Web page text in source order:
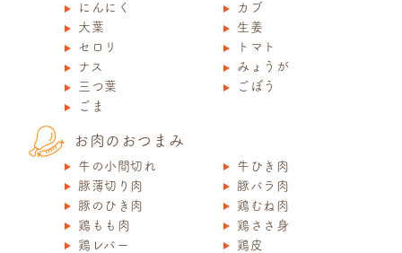
にんにく
カブ
大葉
生姜
セロリ
トマト
ナス
みょうが
三つ葉
ごぼう
ごま
お肉のおつまみ
牛の小間切れ
牛ひき肉
豚薄切り肉
豚バラ肉
豚のひき肉
鶏むね肉
鶏もも肉
鶏ささ身
鶏レバー
鶏皮